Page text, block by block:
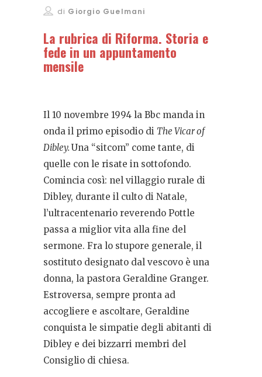
di Giorgio Guelmani
La rubrica di Riforma. Storia e
fede in un appuntamento
mensile
Il 10 novembre 1994 la Bbc manda in
onda il primo episodio di The Vicar of
Dibley. Una “sitcom” come tante, di
quelle con le risate in sottofondo.
Comincia così: nel villaggio rurale di
Dibley, durante il culto di Natale,
l’ultracentenario reverendo Pottle
passa a miglior vita alla fine del
sermone. Fra lo stupore generale, il
sostituto designato dal vescovo è una
donna, la pastora Geraldine Granger.
Estroversa, sempre pronta ad
accogliere e ascoltare, Geraldine
conquista le simpatie degli abitanti di
Dibley e dei bizzarri membri del
Consiglio di chiesa.